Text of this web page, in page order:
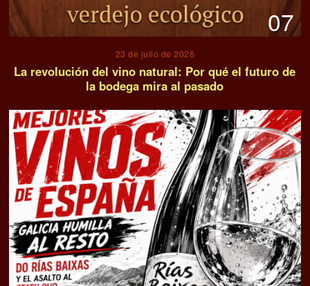
07
23 de julio de 2026
La revolución del vino natural: Por qué el futuro de
la bodega mira al pasado